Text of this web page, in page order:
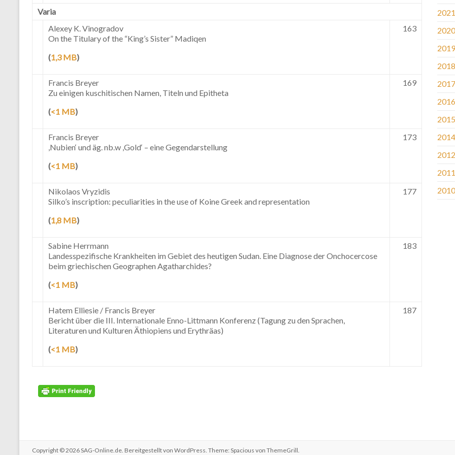
Varia
Alexey K. Vinogradov
On the Titulary of the “King’s Sister” Madiqen
(1,3 MB)
163
Francis Breyer
Zu einigen kuschitischen Namen, Titeln und Epitheta
(<1 MB)
169
Francis Breyer
,Nubien‘ und äg. nb.w ,Gold‘ – eine Gegendarstellung
(<1 MB)
173
Nikolaos Vryzidis
Silko’s inscription: peculiarities in the use of Koine Greek and representation
(1,8 MB)
177
Sabine Herrmann
Landesspezifische Krankheiten im Gebiet des heutigen Sudan. Eine Diagnose der Onchocercose
beim griechischen Geographen Agatharchides?
(<1 MB)
183
Hatem Elliesie / Francis Breyer
Bericht über die III. Internationale Enno-Littmann Konferenz (Tagung zu den Sprachen,
Literaturen und Kulturen Äthiopiens und Erythräas)
(<1 MB)
187
2021
2020
2019
2018
2017
2016
2015
2014
2012
2011
2010
Copyright © 2026SAG-Online.de . Bereitgestellt von WordPress . Theme: Spacious von ThemeGrill